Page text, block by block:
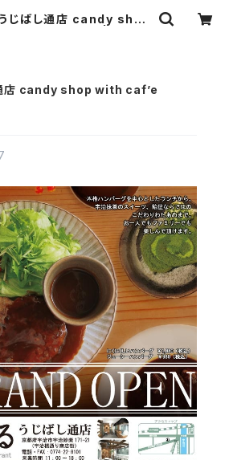
し通店 candy shop
通店 candy shop with caf’e